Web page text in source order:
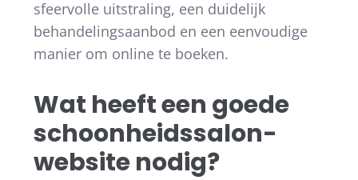
sfeervolle uitstraling, een duidelijk
behandelingsaanbod en een eenvoudige
manier om online te boeken.
Wat heeft een goede
schoonheidssalon-
website nodig?